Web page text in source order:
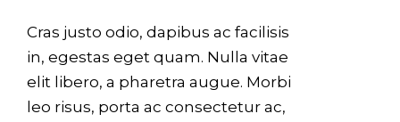
Cras justo odio, dapibus ac facilisis
in, egestas eget quam. Nulla vitae
elit libero, a pharetra augue. Morbi
leo risus, porta ac consectetur ac,